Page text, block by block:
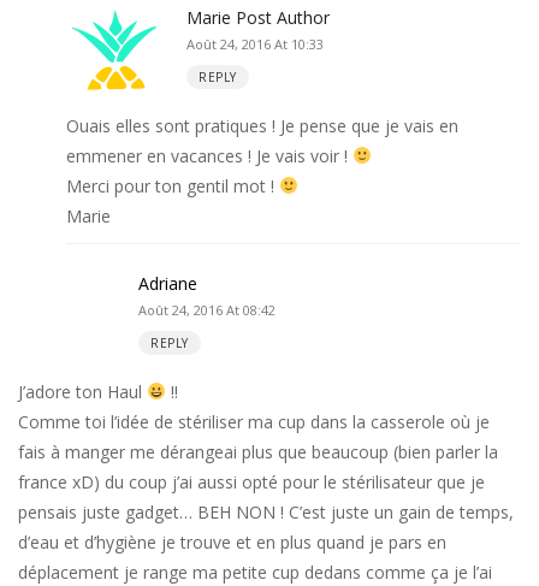
Marie Post Author
Août 24, 2016 At 10:33
REPLY
Ouais elles sont pratiques ! Je pense que je vais en
emmener en vacances ! Je vais voir !
Merci pour ton gentil mot !
Marie
Adriane
Août 24, 2016 At 08:42
REPLY
J’adore ton Haul
!!
Comme toi l’idée de stériliser ma cup dans la casserole où je
fais à manger me dérangeai plus que beaucoup (bien parler la
france xD) du coup j’ai aussi opté pour le stérilisateur que je
pensais juste gadget… BEH NON ! C’est juste un gain de temps,
d’eau et d’hygiène je trouve et en plus quand je pars en
déplacement je range ma petite cup dedans comme ça je l’ai